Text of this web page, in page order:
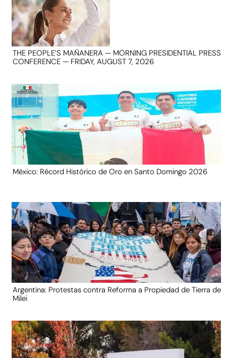
THE PEOPLE’S MAÑANERA — MORNING PRESIDENTIAL PRESS
CONFERENCE — FRIDAY, AUGUST 7, 2026
México: Récord Histórico de Oro en Santo Domingo 2026
Argentina: Protestas contra Reforma a Propiedad de Tierra de
Milei